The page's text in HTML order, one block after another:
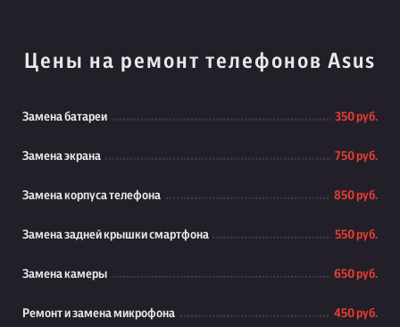
Цены на ремонт телефонов Asus
Замена батареи 350 руб.
Замена экрана 750 руб.
Замена корпуса телефона 850 руб.
Замена задней крышки смартфона 550 руб.
Замена камеры 650 руб.
Ремонт и замена микрофона 450 руб.